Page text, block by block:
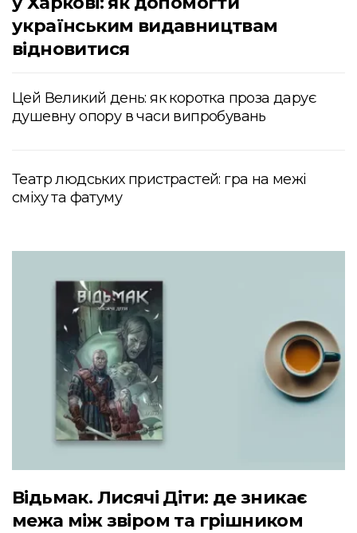
українським видавництвам
відновитися
Цей Великий день: як коротка проза дарує
душевну опору в часи випробувань
Театр людських пристрастей: гра на межі
сміху та фатуму
Відьмак. Лисячі Діти: де зникає
межа між звіром та грішником